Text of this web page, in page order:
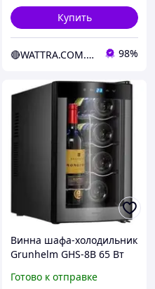
Купить
🔴WATTRA.COM.UA - дело техники... 98%
Винна шафа-холодильник
Grunhelm GHS-8B 65 Вт
(Арт. 880000152489)
Готово к отправке